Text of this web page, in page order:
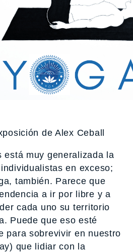
de Alex Ceball
está muy generalizada la
en exceso;
también. Parece que
a ir por libre y a
cada uno su territorio
Puede que eso esté
para sobrevivir en nuestro
que lidiar con la